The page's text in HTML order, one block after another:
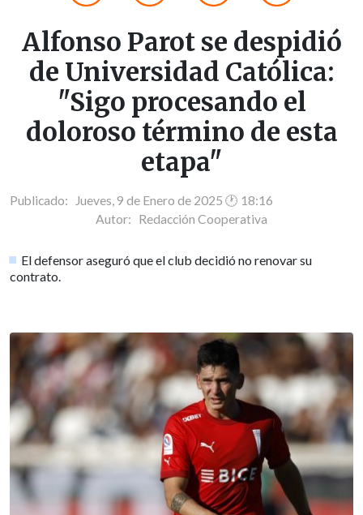
Alfonso Parot se despidió
de Universidad Católica:
"Sigo procesando el
doloroso término de esta
etapa"
Publicado: Jueves, 9 de Enero de 2025 🕐 18:16
Autor: Redacción Cooperativa
El defensor aseguró que el club decidió no renovar su
contrato.